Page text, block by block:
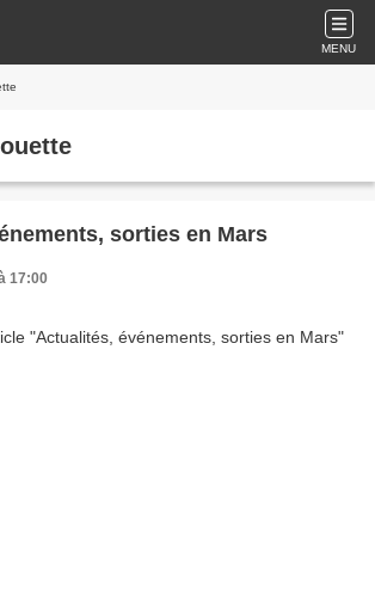
MENU
sorties en Mars
17:00